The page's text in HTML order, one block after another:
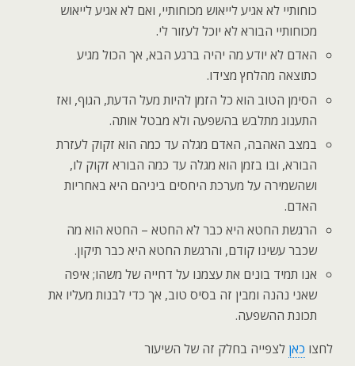
כוחותיי לא אגיע לייאוש מכוחותיי, ואם לא אגיע לייאוש
מכוחותיי הבורא לא יוכל לעזור לי.
האדם לא יודע מה יהיה ברגע הבא, אך הכול מגיע
כתוצאה מהלחץ מצידו.
הסימן הטוב הוא כל הזמן להיות מעל הדעת, הגוף, ואז
התענוג מתלבש בהשפעה ולא מבטל אותה.
במצב האהבה, האדם מגלה עד כמה הוא זקוק לעזרת
הבורא, ובו בזמן הוא מגלה עד כמה הבורא זקוק לו,
ושהשמירה על מערכת היחסים ביניהם היא באחריות
האדם.
הרגשת החטא היא כבר לא החטא – החטא הוא מה
שכבר עשינו קודם, והרגשת החטא היא כבר תיקון.
אנו תמיד בונים את עצמנו על דחייה של משהו; איפה
שאני נהנה ומבין זה בסיס טוב, אך כדי לבנות מעליו את
תכונת ההשפעה.
לחצו כאן לצפייה בחלק זה של השיעור